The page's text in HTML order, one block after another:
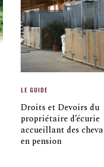
LE GUIDE
Droits et Devoirs du
propriétaire d’écurie
accueillant des
en pension